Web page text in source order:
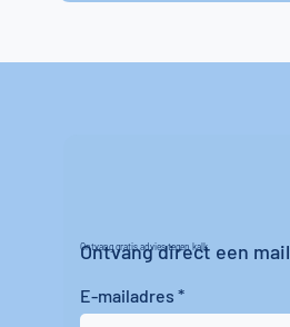
Ontvang gratis advies tegen kalk
Ontvang direct een mail
E-mailadres